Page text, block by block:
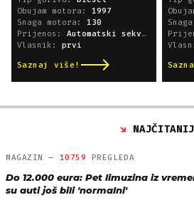
Obujam motora: 1997
Snaga motora: 130
Prijenos: Automatski sekvencijski
Vlasnik: prvi
Saznaj više!
MAGAZIN — 10759 PREGLEDA
Do 12.000 eura: Pet limuzina iz
su auti još bili 'normalni'